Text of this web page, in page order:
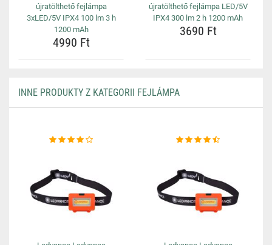
újratölthető fejlámpa
3xLED/5V IPX4 100 lm 3 h
1200 mAh
4990 Ft
újratölthető fejlámpa LED/5V
IPX4 300 lm 2 h 1200 mAh
3690 Ft
INNE PRODUKTY Z KATEGORII FEJLÁMPA